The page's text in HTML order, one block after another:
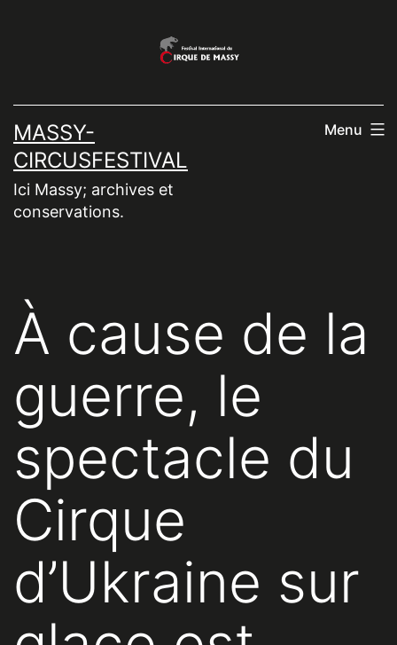
MASSY-
CIRCUSFESTIVAL
Ici Massy; archives et
conservations.
Menu
À cause de la
guerre, le
spectacle du
Cirque
d’Ukraine sur